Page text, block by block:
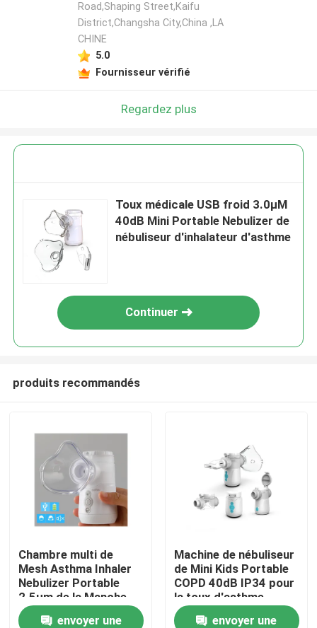
Maison
Produits
Au sujet de nous
Road,Shaping Street,Kaifu
District,Changsha City,China ,LA
CHINE
5.0
Fournisseur vérifié
Regardez plus
Toux médicale USB froid 3.0μM
40dB Mini Portable Nebulizer de
nébuliseur d'inhalateur d'asthme
Continuer
produits recommandés
Chambre multi de
Mesh Asthma Inhaler
Nebulizer Portable
2.5μm de la Manche
double
envoyer une
Machine de nébuliseur
de Mini Kids Portable
COPD 40dB IP34 pour
la toux d'asthme
froide
envoyer une